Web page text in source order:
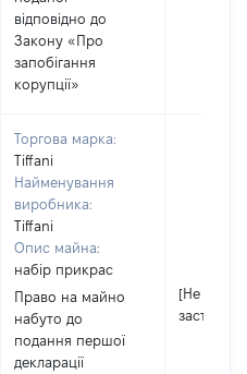
відповідно до
Закону «Про
запобігання
корупції»
Торгова марка:
Tiffani
Найменування
виробника:
Tiffani
Опис майна:
набір прикрас
Право на майно
набуто до
подання першої
декларації
[Не